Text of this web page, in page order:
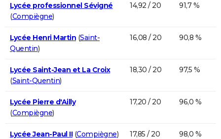
Lycée professionnel Sévigné
(Compiègne)
14,92 / 20 91,7 %
Lycée Henri Martin (Saint-
Quentin)
16,08 / 20 90,8 %
Lycée Saint-Jean et La Croix
(Saint-Quentin)
18,30 / 20 97,5 %
Lycée Pierre d'Ailly
(Compiègne)
17,20 / 20 96,0 %
Lycée Jean-Paul II(Compiègne) 17,85 / 20 98,0 %